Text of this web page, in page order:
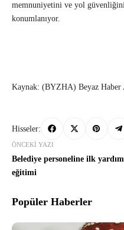
memnuniyetini ve yol
konumlanıyor.
Kaynak: (BYZHA) Beyaz Haber
Hisseler:
ÖNCEKI YAZI
Belediye personeline ilk yardım
eğitimi
Popüler Haberler